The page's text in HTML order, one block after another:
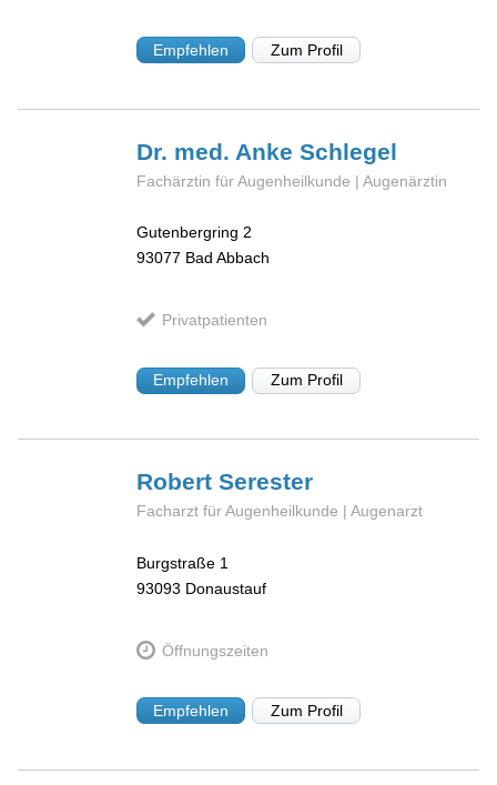
Empfehlen Zum Profil
Dr. med. AnkeSchlegel
Fachärztin für Augenheilkunde | Augenärztin
Gutenbergring 2
93077 Bad Abbach
Privatpatienten
Empfehlen Zum Profil
RobertSerester
Facharzt für Augenheilkunde | Augenarzt
Burgstraße 1
93093 Donaustauf
Öffnungszeiten
Empfehlen Zum Profil